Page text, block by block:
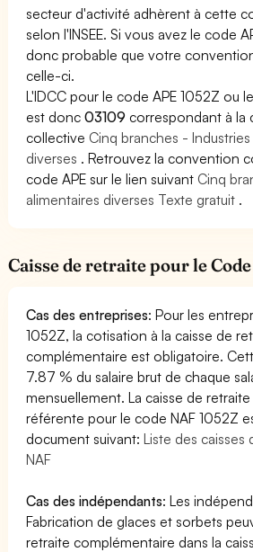
secteur d'activité adhèrent à cette
selon l'INSEE. Si vous avez le code
donc probable que votre
celle-ci.
L'IDCC pour le code APE 1052Z ou
est donc03109 correspondant à la
collective Cinq branches -
diverses . Retrouvez la convention
code APE sur le lien suivant Cinq
alimentaires diverses Texte gratuit .
Caisse de retraite pour le
Cas des entreprises: Pour les
1052Z, la cotisation à la caisse de
complémentaire est obligatoire.
7.87 % du salaire brut de chaque
mensuellement. La caisse de
référente pour le code NAF 1052Z
document suivant:Liste des
NAF
Cas des indépendants: Les
Fabrication de glaces et sorbets
retraite complémentaire dans la